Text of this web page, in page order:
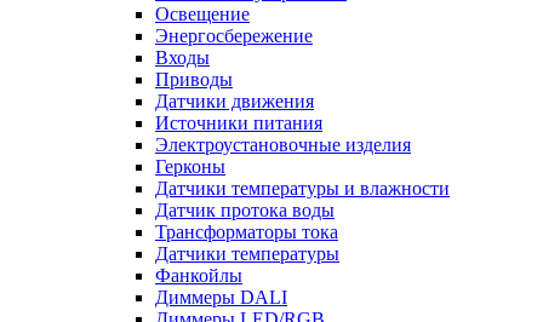
Освещение
Энергосбережение
Входы
Приводы
Датчики движения
Источники питания
Электроустановочные изделия
Герконы
Датчики температуры и влажности
Датчик протока воды
Трансформаторы тока
Датчики температуры
Фанкойлы
Диммеры DALI